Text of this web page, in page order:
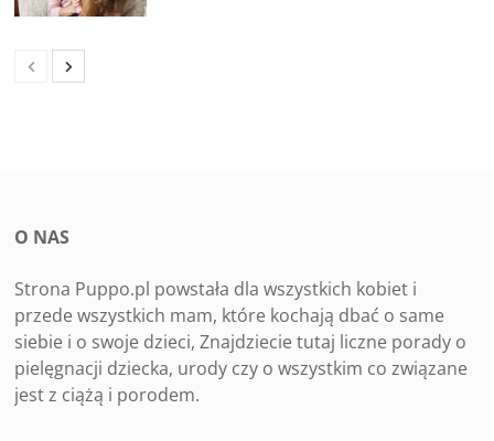
O NAS
Strona Puppo.pl powstała dla wszystkich kobiet i
przede wszystkich mam, które kochają dbać o same
siebie i o swoje dzieci, Znajdziecie tutaj liczne porady o
pielęgnacji dziecka, urody czy o wszystkim co związane
jest z ciążą i porodem.